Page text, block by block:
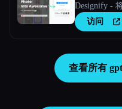
Designify -
访问
查看所有